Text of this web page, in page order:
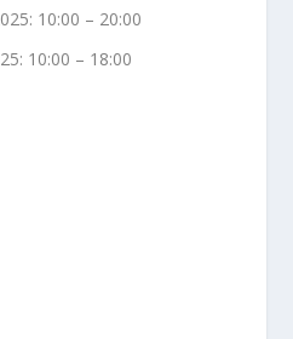
10:00 – 20:00
10:00 – 18:00